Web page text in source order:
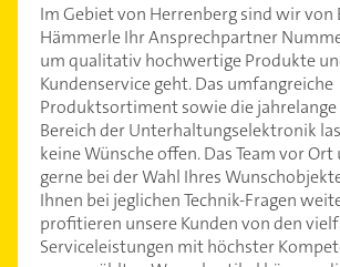
Im Gebiet von Herrenberg sind wir von
Hämmerle Ihr Ansprechpartner
um qualitativ hochwertige Produkte
Kundenservice geht. Das umfangreiche
Produktsortiment sowie die
Bereich der Unterhaltungselektronik
keine Wünsche offen. Das Team vor
gerne bei der Wahl Ihres
Ihnen bei jeglichen Technik-Fragen
profitieren unsere Kunden von den
Serviceleistungen mit höchster